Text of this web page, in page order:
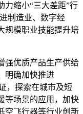
力缩小“三大差距”行
制造业、数字经
规模职业技能提升培
强优质产品生产供给
明确加快推进
，探索在城市及短
等场景的应用，加快
空飞行器等行业创新